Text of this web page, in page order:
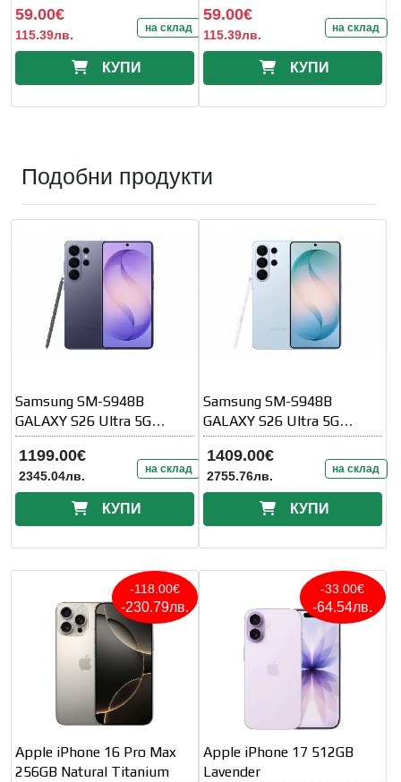
59.00€
115.39лв. на склад
КУПИ
59.00€
115.39лв. на склад
КУПИ
Подобни продукти
Samsung SM-S948B
GALAXY S26 Ultra 5G
512GB 12GB Cobalt Violet
1199.00€
2345.04лв. на склад
КУПИ
Samsung SM-S948B
GALAXY S26 Ultra 5G
512GB 12GB Sky Blue
1409.00€
2755.76лв. на склад
КУПИ
-118.00€
-230.79лв.
Apple iPhone 16 Pro Max
256GB Natural Titanium
-33.00€
-64.54лв.
Apple iPhone 17 512GB
Lavender